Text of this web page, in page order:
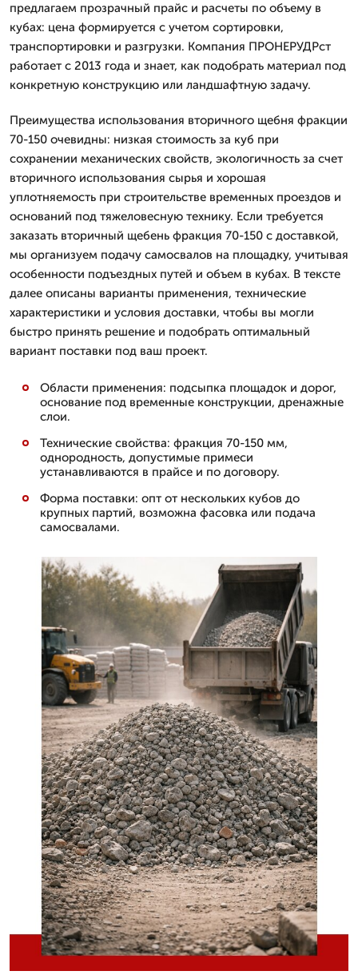
предлагаем прозрачный прайс и расчеты по объему в
кубах: цена формируется с учетом сортировки,
транспортировки и разгрузки. Компания ПРОНЕРУДРст
работает с 2013 года и знает, как подобрать материал под
конкретную конструкцию или ландшафтную задачу.
Преимущества использования вторичного щебня фракции
70-150 очевидны: низкая стоимость за куб при
сохранении механических свойств, экологичность за счет
вторичного использования сырья и хорошая
уплотняемость при строительстве временных проездов и
оснований под тяжеловесную технику. Если требуется
заказать вторичный щебень фракция 70-150 с доставкой,
мы организуем подачу самосвалов на площадку, учитывая
особенности подъездных путей и объем в кубах. В тексте
далее описаны варианты применения, технические
характеристики и условия доставки, чтобы вы могли
быстро принять решение и подобрать оптимальный
вариант поставки под ваш проект.
Области применения: подсыпка площадок и дорог,
основание под временные конструкции, дренажные
слои.
Технические свойства: фракция 70-150 мм,
однородность, допустимые примеси
устанавливаются в прайсе и по договору.
Форма поставки: опт от нескольких кубов до
крупных партий, возможна фасовка или подача
самосвалами.